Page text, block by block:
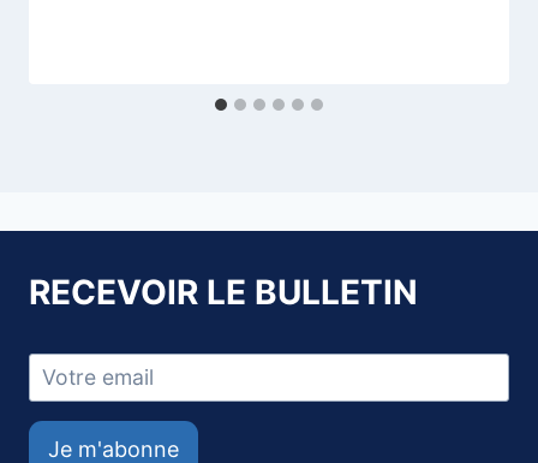
RECEVOIR LE BULLETIN
Je m'abonne